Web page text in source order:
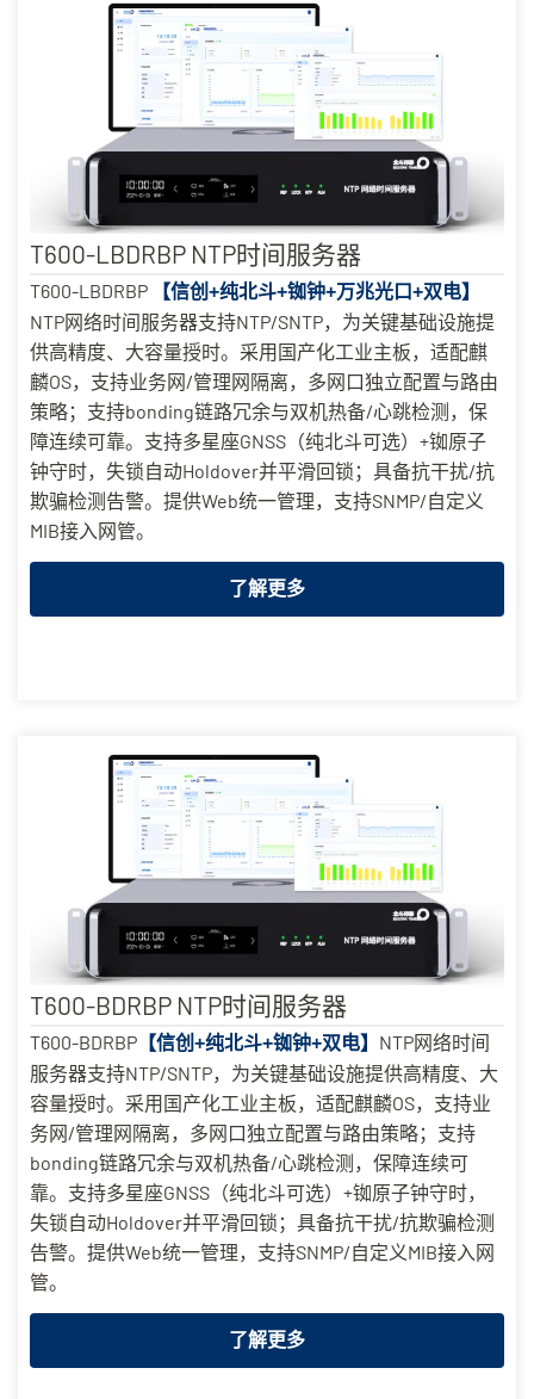
T600-LBDRBP NTP时间服务器
T600-LBDRBP 【信创+纯北斗+铷钟+万兆光口+双电】
NTP网络时间服务器支持NTP/SNTP，为关键基础设施提
供高精度、大容量授时。采用国产化工业主板，适配麒
麟OS，支持业务网/管理网隔离，多网口独立配置与路由
策略；支持bonding链路冗余与双机热备/心跳检测，保
障连续可靠。支持多星座GNSS（纯北斗可选）+铷原子
钟守时，失锁自动Holdover并平滑回锁；具备抗干扰/抗
欺骗检测告警。提供Web统一管理，支持SNMP/自定义
MIB接入网管。
了解更多
T600-BDRBP NTP时间服务器
T600-BDRBP 【信创+纯北斗+铷钟+双电】 NTP网络时间
服务器支持NTP/SNTP，为关键基础设施提供高精度、大
容量授时。采用国产化工业主板，适配麒麟OS，支持业
务网/管理网隔离，多网口独立配置与路由策略；支持
bonding链路冗余与双机热备/心跳检测，保障连续可
靠。支持多星座GNSS（纯北斗可选）+铷原子钟守时，
失锁自动Holdover并平滑回锁；具备抗干扰/抗欺骗检测
告警。提供Web统一管理，支持SNMP/自定义MIB接入网
管。
了解更多